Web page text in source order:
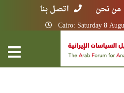
من نحن اتصل بنا
Cairo: Saturday 8